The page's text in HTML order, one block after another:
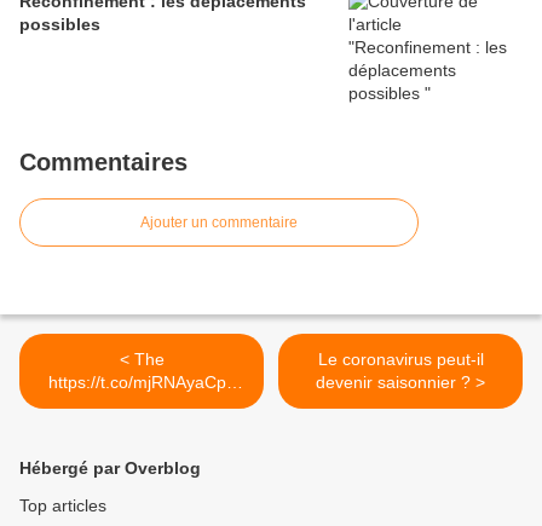
possibles
Commentaires
Ajouter un commentaire
< The
https://t.co/mjRNAyaCph
Daily est en ligne!...
Le coronavirus peut-il
devenir saisonnier ? >
Hébergé par Overblog
Top articles